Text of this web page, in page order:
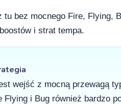
tu bez mocnego Fire, Flying,
i strat tempa.
wejść z mocną przewagą
Flying i Bug również bardzo